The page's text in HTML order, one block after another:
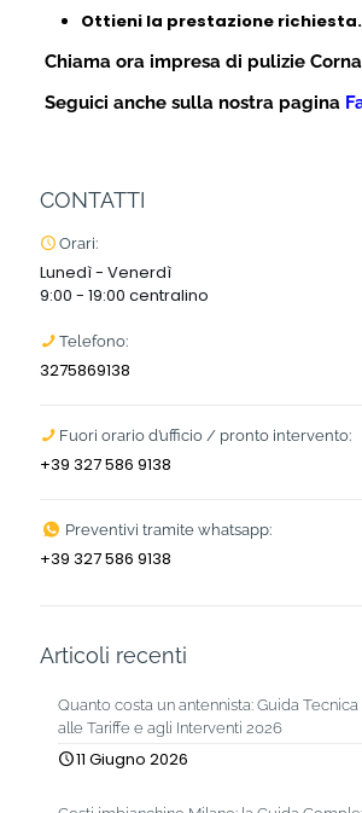
Ottieni la prestazione richiesta.
Chiama ora impresa di pulizie
Seguici anche sulla nostra pagina
CONTATTI
Orari:
Lunedì - Venerdì
9:00 - 19:00 centralino
Telefono:
3275869138
Fuori orario d’ufficio / pronto intervento:
+39 327 586 9138
Preventivi tramite whatsapp:
+39 327 586 9138
Articoli recenti
Quanto costa un antennista: Guida Tecnica
alle Tariffe e agli Interventi 2026
11 Giugno 2026